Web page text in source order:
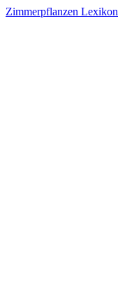
Zimmerpflanzen Lexikon